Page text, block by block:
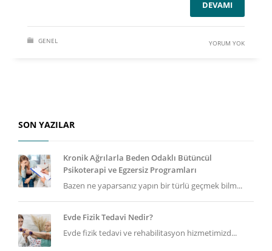
DEVAMI
GENEL YORUM YOK
SON YAZILAR
Kronik Ağrılarla Beden Odaklı Bütüncül
Psikoterapi ve Egzersiz Programları
Bazen ne yaparsanız yapın bir türlü geçmek bilm...
Evde Fizik Tedavi Nedir?
Evde fizik tedavi ve rehabilitasyon hizmetimizd...